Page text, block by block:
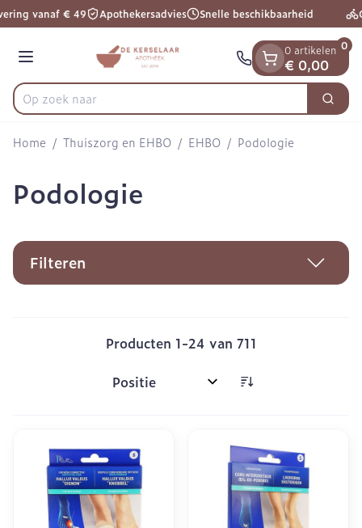
Ga naar de inhoud
1 van 1
vanaf € 49 Apothekersadvies Snelle beschikbaarheid
Menu
Product, merk, categorie... Zoek
0 artikelen
€ 0,00
0
Home / Thuiszorg en EHBO / EHBO / Podologie
Podologie
Filteren
Producten 1-24 van 711
Sorteer op: